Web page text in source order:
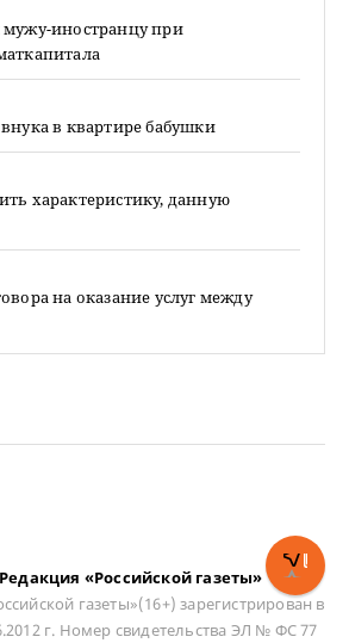
иностранцу при
в квартире бабушки
характеристику, данную
на оказание услуг между
«Российской газеты»
газеты»(16+) зарегистрирован в
г. Номер свидетельства ЭЛ № ФС 77